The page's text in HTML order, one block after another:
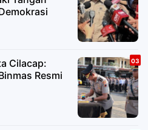
Cilacap:
Resmi